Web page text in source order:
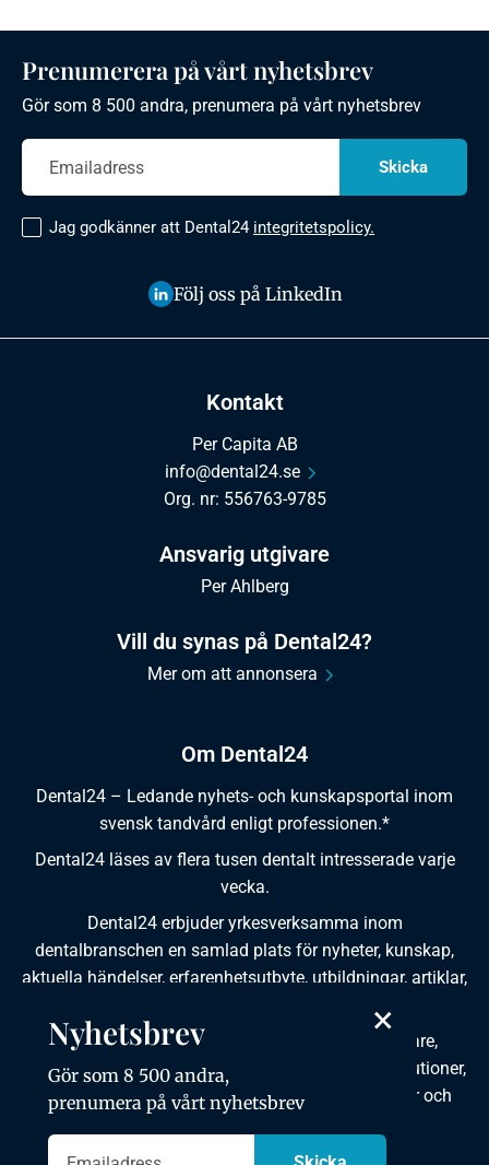
Om Dental24
Dental24 – Ledande nyhets- och kunskapsportal inom
svensk tandvård enligt professionen.*
Dental24 läses av flera tusen dentalt intresserade varje
vecka.
Dental24 erbjuder yrkesverksamma inom
dentalbranschen en samlad plats för nyheter, kunskap,
aktuella händelser, erfarenhetsutbyte, utbildningar, artiklar,
Dental24 produceras i samverkan med tandläkare,
tandhygienister, tandsköterskor, tandtekniker, institutioner,
kursgivare, föreningar, organisationer, leverantörer och
Kontakt
Per Capita AB
info@dental24.se
Org. nr: 556763-9785
Ansvarig utgivare
Per Ahlberg
Vill du synas på Dental24?
Mer om att annonsera
Prenumerera på vårt nyhetsbrev
Gör som 8 500 andra, prenumera på vårt nyhetsbrev
Jag godkänner att Dental24 integritetspolicy.
Följ oss på LinkedIn
×
Nyhetsbrev
Gör som 8 500 andra,
prenumera på vårt nyhetsbrev